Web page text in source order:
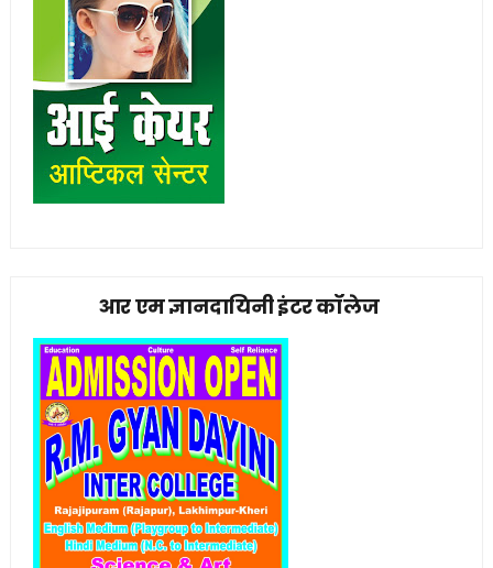
आर एम ज्ञानदायिनी इंटर कॉलेज